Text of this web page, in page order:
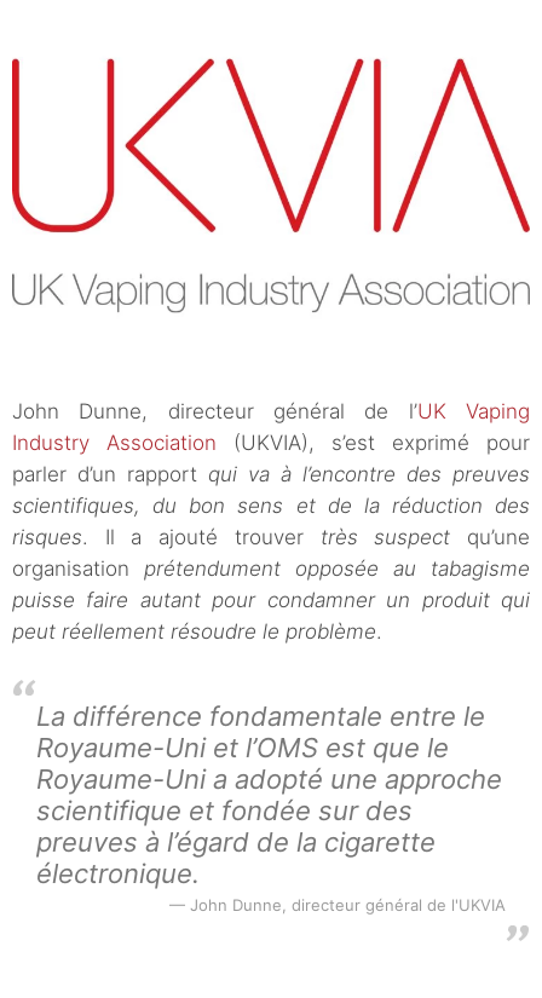
John Dunne, directeur général de l’UK Vaping
Industry Association (UKVIA), s’est exprimé pour
parler d’un rapport qui va à l’encontre des preuves
scientifiques, du bon sens et de la réduction des
risques. Il a ajouté trouver très suspect qu’une
organisation prétendument opposée au tabagisme
puisse faire autant pour condamner un produit qui
peut réellement résoudre le problème.
La différence fondamentale entre le
Royaume-Uni et l’OMS est que le
Royaume-Uni a adopté une approche
scientifique et fondée sur des
preuves à l’égard de la cigarette
électronique.
John Dunne, directeur général de l'UKVIA